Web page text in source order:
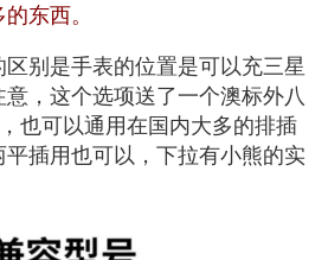
东西。
别是手表的位置是可以充三星
，这个选项送了一个澳标外八
也可以通用在国内大多的排插
插用也可以，下拉有小熊的实